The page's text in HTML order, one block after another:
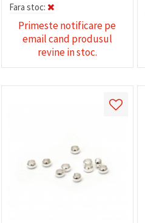
Fara stoc:
Primeste notificare pe
email cand produsul
revine in stoc.